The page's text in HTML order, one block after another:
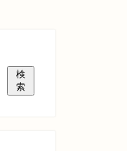
検
索